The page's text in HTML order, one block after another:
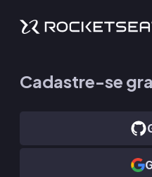
Cadastre-se